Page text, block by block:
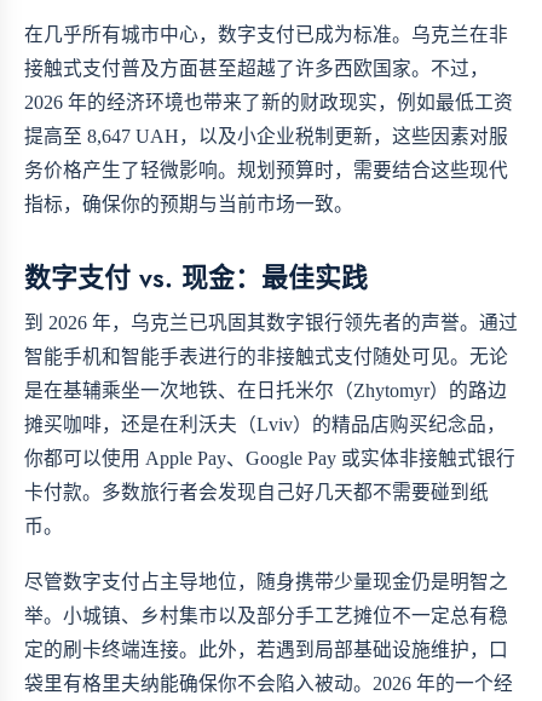
在几乎所有城市中心，数字支付已成为标准。乌克兰在非
接触式支付普及方面甚至超越了许多西欧国家。不过，
2026 年的经济环境也带来了新的财政现实，例如最低工资
提高至 8,647 UAH，以及小企业税制更新，这些因素对服
务价格产生了轻微影响。规划预算时，需要结合这些现代
指标，确保你的预期与当前市场一致。
数字支付 vs. 现金：最佳实践
到 2026 年，乌克兰已巩固其数字银行领先者的声誉。通过
智能手机和智能手表进行的非接触式支付随处可见。无论
是在基辅乘坐一次地铁、在日托米尔（Zhytomyr）的路边
摊买咖啡，还是在利沃夫（Lviv）的精品店购买纪念品，
你都可以使用 Apple Pay、Google Pay 或实体非接触式银行
卡付款。多数旅行者会发现自己好几天都不需要碰到纸
币。
尽管数字支付占主导地位，随身携带少量现金仍是明智之
举。小城镇、乡村集市以及部分手工艺摊位不一定总有稳
定的刷卡终端连接。此外，若遇到局部基础设施维护，口
袋里有格里夫纳能确保你不会陷入被动。2026 年的一个经